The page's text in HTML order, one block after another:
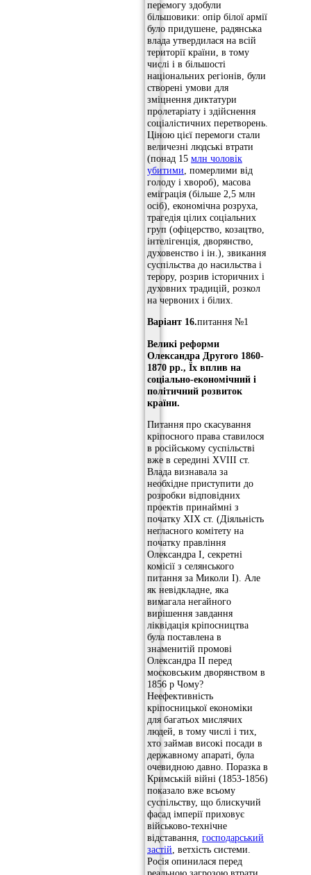
перемогу здобули
більшовики: опір білої армії
було придушене, радянська
влада утвердилася на всій
території країни, в тому
числі і в більшості
національних регіонів, були
створені умови для
зміцнення диктатури
пролетаріату і здійснення
соціалістичних перетворень.
Ціною цієї перемоги стали
величезні людські втрати
(понад 15 млн чоловік
убитими , померлими від
голоду і хвороб), масова
еміграція (більше 2,5 млн
осіб), економічна розруха,
трагедія цілих соціальних
груп (офіцерство, козацтво,
інтелігенція, дворянство,
духовенство і ін.), звикання
суспільства до насильства і
терору, розрив історичних і
духовних традицій, розкол
на червоних і білих.
Варіант 16.питання №1
Великі реформи
Олександра Другого 1860-
1870 рр., Їх вплив на
соціально-економічний і
політичний розвиток
країни.
Питання про скасування
кріпосного права ставилося
в російському суспільстві
вже в середині XVIII ст.
Влада визнавала за
необхідне приступити до
розробки відповідних
проектів принаймні з
початку XIX ст. (Діяльність
негласного комітету на
початку правління
Олександра I, секретні
комісії з селянського
питання за Миколи I). Але
як невідкладне, яка
вимагала негайного
вирішення завдання
ліквідація кріпосництва
була поставлена ​​в
знаменитій промові
Олександра II перед
московським дворянством в
1856 р Чому?
Неефективність
кріпосницької економіки
для багатьох мислячих
людей, в тому числі і тих,
хто займав високі посади в
державному апараті, була
очевидною давно. Поразка в
Кримській війні (1853-1856)
показало вже всьому
суспільству, що блискучий
фасад імперії приховує
військово-технічне
відставання, господарський
застій , ветхість системи.
Росія опинилася перед